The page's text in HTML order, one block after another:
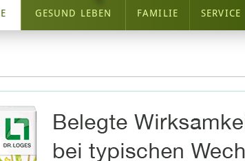
GESUND LEBEN FAMILIE SERVICE